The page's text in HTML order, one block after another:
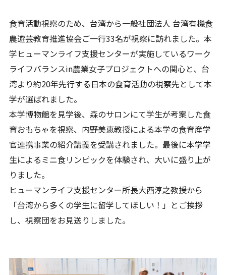
食育活動視察のため、台湾から一般社団法人 台湾有機食
農遊芸教育推進協会ご一行33名が視察に訪れました。本
学ヒューマンライフ支援センターが実施しているワーク
ライフバランスin農業女子プロジェクトへの関心と、台
湾より約20年先行する日本の食育活動の視察先として本
学が選ばれました。
本学博物館を見学後、森のサロンにて学生が考案した食
育おもちゃを視察、内野美恵教授による本学の食育産学
官連携事業の紹介講義を受講されました。最後に本学学
生によるミニ食リンピックを体験され、大いに盛り上が
りました。
ヒューマンライフ支援センター所長大西淳之教授から
「台湾から多くの学生に留学してほしい！」とご挨拶
し、視察団をお見送りしました。